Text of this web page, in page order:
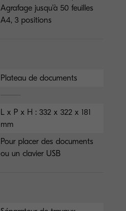
Agrafage jusqu'à 50 feuilles
A4, 3 positions
Plateau de documents
L x P x H : 332 x 322 x 181
mm
Pour placer des documents
ou un clavier USB